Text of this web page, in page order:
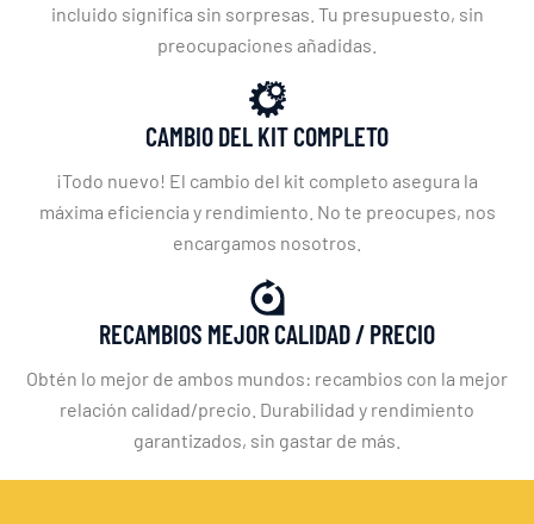
incluido significa sin sorpresas. Tu presupuesto, sin
preocupaciones añadidas.
CAMBIO DEL KIT COMPLETO
¡Todo nuevo! El cambio del kit completo asegura la
máxima eficiencia y rendimiento. No te preocupes, nos
encargamos nosotros.
RECAMBIOS MEJOR CALIDAD / PRECIO
Obtén lo mejor de ambos mundos: recambios con la mejor
relación calidad/precio. Durabilidad y rendimiento
garantizados, sin gastar de más.